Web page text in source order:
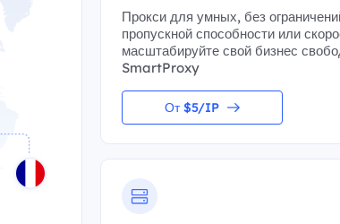
Прокси для умных, без
пропускной способности или
масштабируйте свой бизнес
SmartProxy
От $5/IP